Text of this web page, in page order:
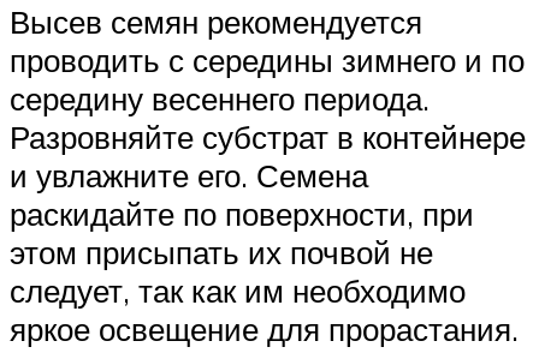
Высев семян рекомендуется
проводить с середины зимнего и по
середину весеннего периода.
Разровняйте субстрат в контейнере
и увлажните его. Семена
раскидайте по поверхности, при
этом присыпать их почвой не
следует, так как им необходимо
яркое освещение для прорастания.